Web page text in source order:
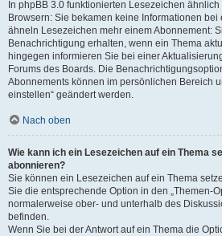
In phpBB 3.0 funktionierten Lesezeichen
Browsern: Sie bekamen keine Informationen
ähneln Lesezeichen mehr einem Abonnement:
Benachrichtigung erhalten, wenn ein Thema
hingegen informieren Sie bei einer
Forums des Boards. Die
Abonnements können im persönlichen Bereich
einstellen“ geändert werden.
Nach oben
Wie kann ich ein Lesezeichen auf ein Thema
abonnieren?
Sie können ein Lesezeichen auf ein Thema
Sie die entsprechende Option in den „Themen-
normalerweise ober- und unterhalb des
befinden.
Wenn Sie bei der Antwort auf ein Thema die